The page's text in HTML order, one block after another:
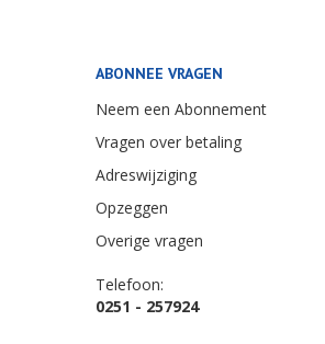
ABONNEE VRAGEN
Neem een Abonnement
Vragen over betaling
Adreswijziging
Opzeggen
Overige vragen
Telefoon:
0251 - 257924